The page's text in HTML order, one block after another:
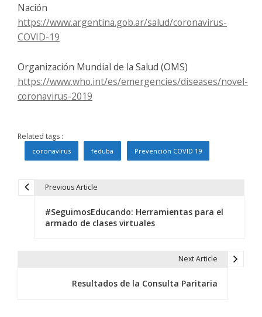
Nación
https://www.argentina.gob.ar/salud/coronavirus-
COVID-19
Organización Mundial de la Salud (OMS)
https://www.who.int/es/emergencies/diseases/novel-
coronavirus-2019
Related tags :
coronavirus feduba Prevención COVID 19
Previous Article
#SeguimosEducando: Herramientas para el
armado de clases virtuales
Next Article
Resultados de la Consulta Paritaria